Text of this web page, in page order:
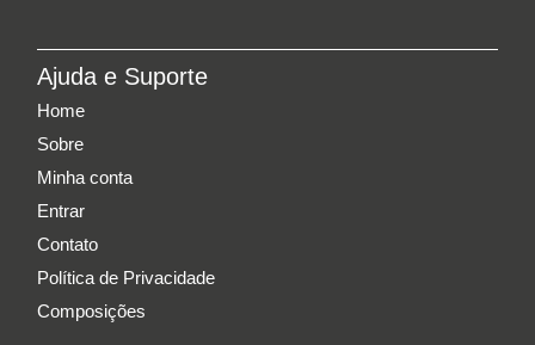
Ajuda e Suporte
Home
Sobre
Minha conta
Entrar
Contato
Política de Privacidade
Composições